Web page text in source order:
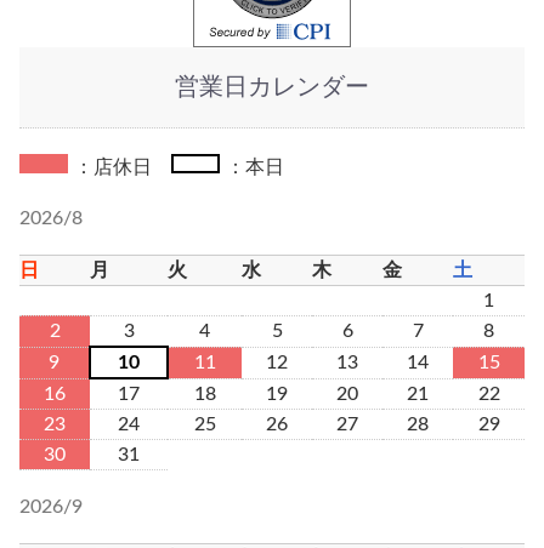
営業日カレンダー
：店休日 ：本日
2026/8
日 月 火 水 木 金
土
1
2
3 4 5 6 7
8
9
10 11 12 13 14
15
16
17 18 19 20 21
22
23
24 25 26 27 28
29
30
31
2026/9